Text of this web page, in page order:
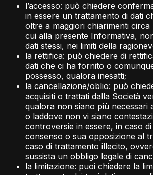
l’accesso: può chiedere
in essere un trattamento di dati
oltre a maggiori chiarimenti
cui alla presente Informativa,
dati stessi, nei limiti della
la rettifica: può chiedere di
dati che ci ha fornito o
possesso, qualora inesatti;
la cancellazione/oblio: può
acquisiti o trattati dalla Società
qualora non siano più necessari
o laddove non vi siano
controversie in essere, in caso
consenso o sua opposizione al
caso di trattamento illecito,
sussista un obbligo legale di
la limitazione: puoi chiedere la